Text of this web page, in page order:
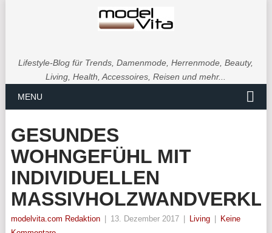
Lifestyle-Blog für Trends, Damenmode, Herrenmode, Beauty,
Living, Health, Accessoires, Reisen und mehr...
MENU
GESUNDES
WOHNGEFÜHL MIT
INDIVIDUELLEN
modelvita.com Redaktion 13. Dezember 2017 Living
Keine